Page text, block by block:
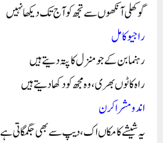
گو کھلی آنکھوں سے تجھ کو آج تک دیکھا نہیں
راجیو کامل
رہنما بن کے جو منزل کا پتہ دیتے ہیں
راہ کاٹوں بھری، وہ مجھ کو دکھا دیتے ہیں
اندو مشرا کرن
یہ شیشے کا مکاں اک، دیپ سے بھی جگمگاتی ہے